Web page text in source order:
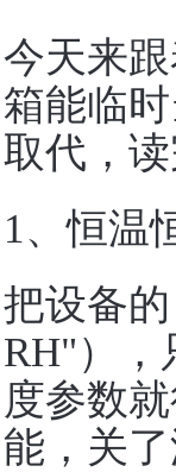
今天来
箱能临
取代，
1、恒温
把设备
RH"），
度参数
能，关